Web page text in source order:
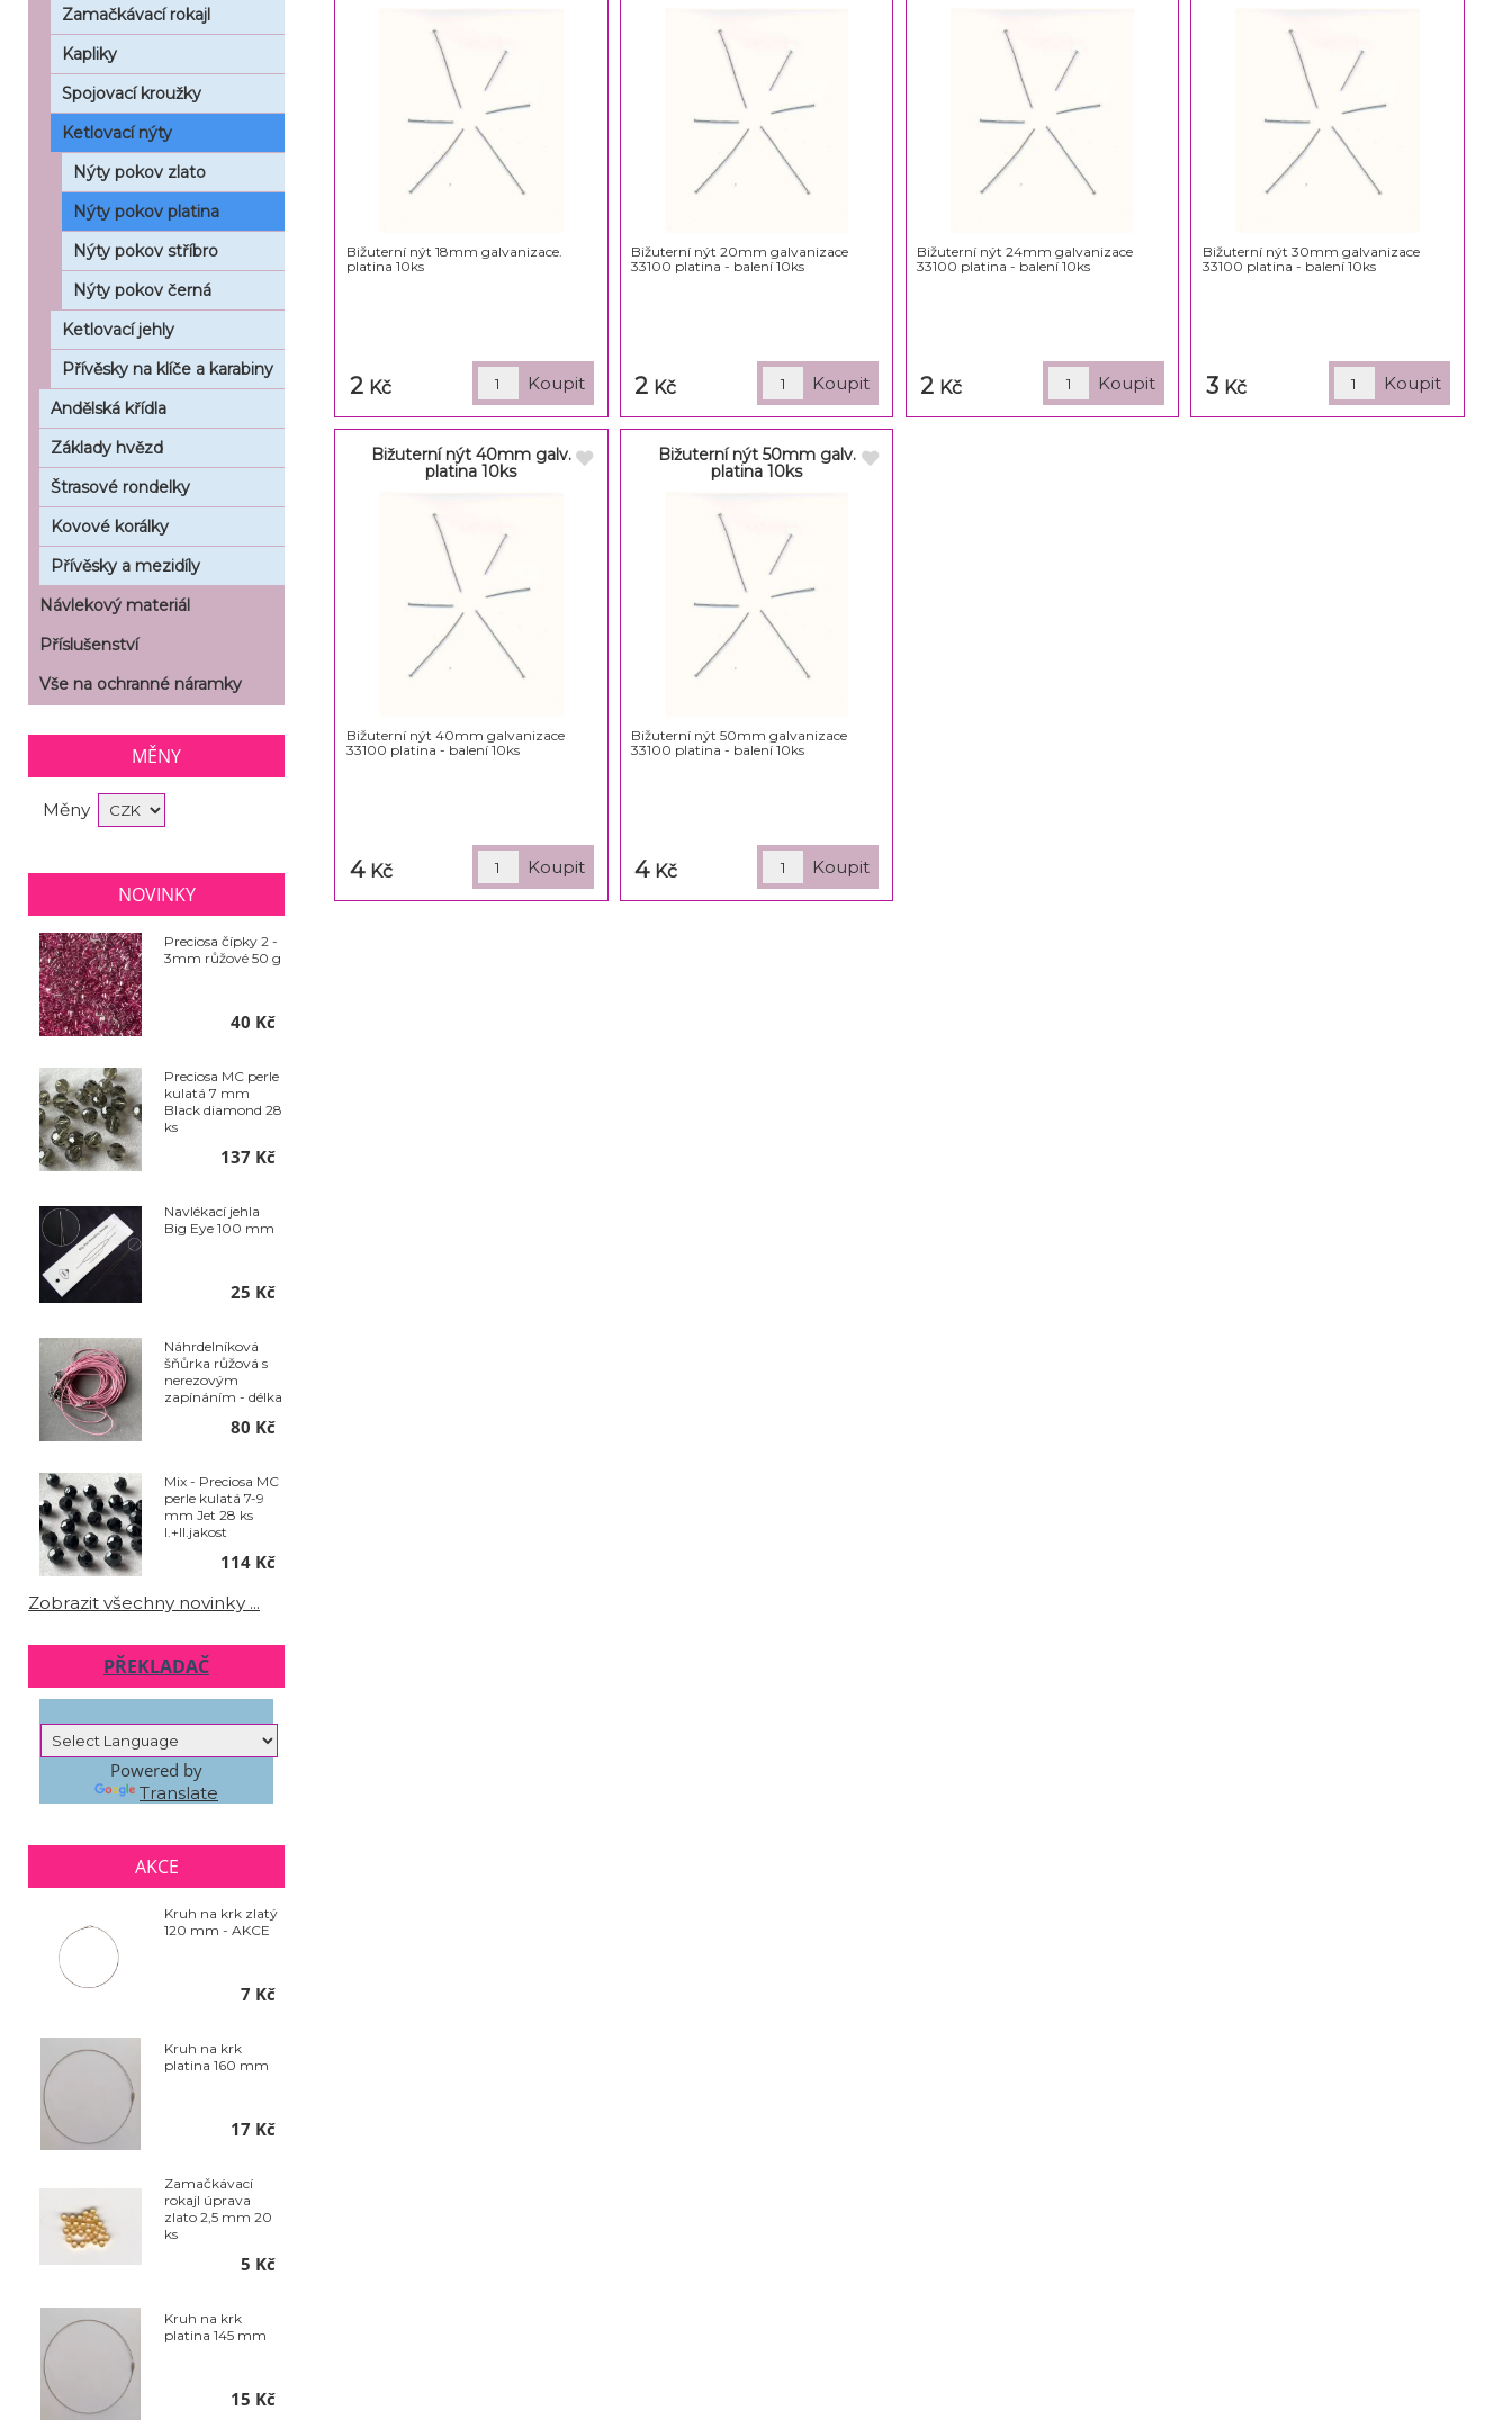
Bižuterní nýt 18mm galvanizace.
platina 10ks
2 Kč
Bižuterní nýt 20mm galvanizace
33100 platina - balení 10ks
2 Kč
Bižuterní nýt 24mm galvanizace
33100 platina - balení 10ks
2 Kč
Bižuterní nýt 30mm galvanizace
33100 platina - balení 10ks
3 Kč
Bižuterní nýt 40mm galv.
platina 10ks
Bižuterní nýt 40mm galvanizace
33100 platina - balení 10ks
4 Kč
Bižuterní nýt 50mm galv.
platina 10ks
Bižuterní nýt 50mm galvanizace
33100 platina - balení 10ks
4 Kč
Zamačkávací rokajl
Kapliky
Spojovací kroužky
Ketlovací nýty
Nýty pokov zlato
Nýty pokov platina
Nýty pokov stříbro
Nýty pokov černá
Ketlovací jehly
Přívěsky na klíče a karabiny
Andělská křídla
Základy hvězd
Štrasové rondelky
Kovové korálky
Přívěsky a mezidíly
Návlekový materiál
Příslušenství
Vše na ochranné náramky
MĚNY
Měny
NOVINKY
Preciosa čípky 2 -
3mm růžové 50 g
40 Kč
Preciosa MC perle
kulatá 7 mm
Black diamond 28
ks
137 Kč
Navlékací jehla
Big Eye 100 mm
25 Kč
Náhrdelníková
šňůrka růžová s
nerezovým
zapínáním - délka
80 Kč
Mix - Preciosa MC
perle kulatá 7-9
mm Jet 28 ks
I.+II.jakost
114 Kč
Zobrazit všechny novinky ...
PŘEKLADAČ
Powered by
Translate
AKCE
Kruh na krk zlatý
120 mm - AKCE
7 Kč
Kruh na krk
platina 160 mm
17 Kč
Zamačkávací
rokajl úprava
zlato 2,5 mm 20
ks
5 Kč
Kruh na krk
platina 145 mm
15 Kč